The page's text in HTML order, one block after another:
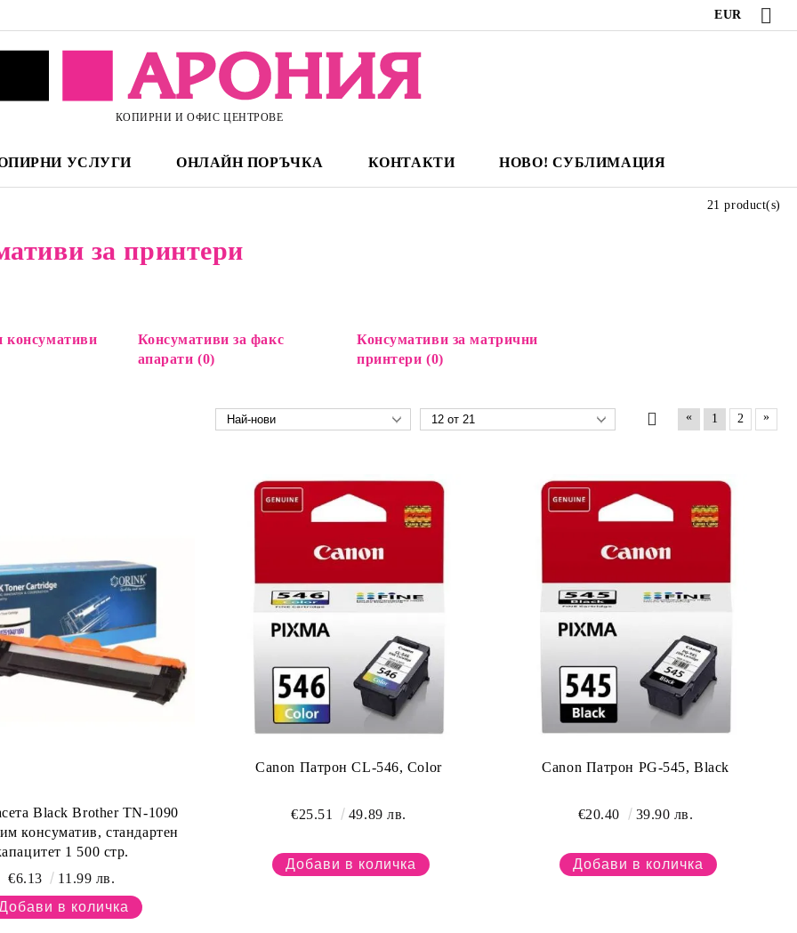
EUR
КОПИРНИ И ОФИС ЦЕНТРОВЕ
УСЛУГИ ОНЛАЙН ПОРЪЧКА КОНТАКТИ НОВО! СУБЛИМАЦИЯ
за принтери
консумативи
Консумативи за факс
апарати (0)
Консумативи за матрични
принтери (0)
21 product(s)
« 1 2 »
Black Brother TN-1090
консуматив, стандартен
1 500 стр.
€6.13
11.99 лв.
Canon Патрон CL-546, Color
€25.51 49.89 лв.
Canon Патрон PG-545, Black
€20.40 39.90 лв.